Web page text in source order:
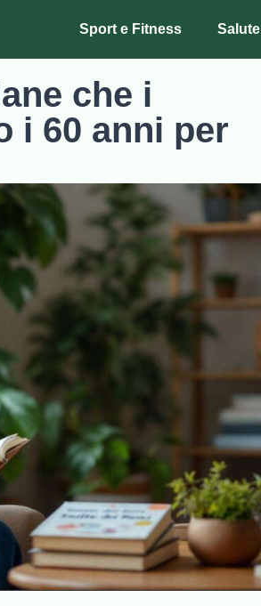
Sport e Fitness
che i
i 60 anni per